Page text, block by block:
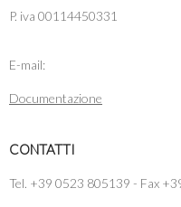
P. iva 00114450331
E-mail:
Documentazione
CONTATTI
Tel. +39 0523 805139 - Fax